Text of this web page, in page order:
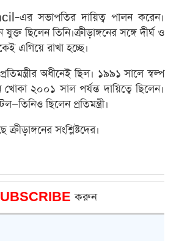
সভাপতির দায়িত্ব পালন করেন।
ছিলেন তিনি।ক্রীড়াঙ্গনের সঙ্গে দীর্ঘ ও
এগিয়ে রাখা হচ্ছে।
অধীনেই ছিল। ১৯৯১ সালে স্বল্প
২০০১ সাল পর্যন্ত দায়িত্বে ছিলেন।
ছিলেন প্রতিমন্ত্রী।
সংশ্লিষ্টদের।
করুন